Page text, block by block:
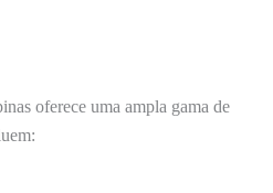
oferece uma ampla gama de